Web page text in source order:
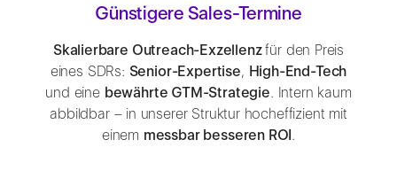
Günstigere Sales-Termine
Skalierbare Outreach-Exzellenzfür den Preis
eines SDRs: Senior-Expertise, High-End-Tech
und eine bewährte GTM-Strategie. Intern kaum
abbildbar – in unserer Struktur hocheffizient mit
einem messbar besseren ROI.